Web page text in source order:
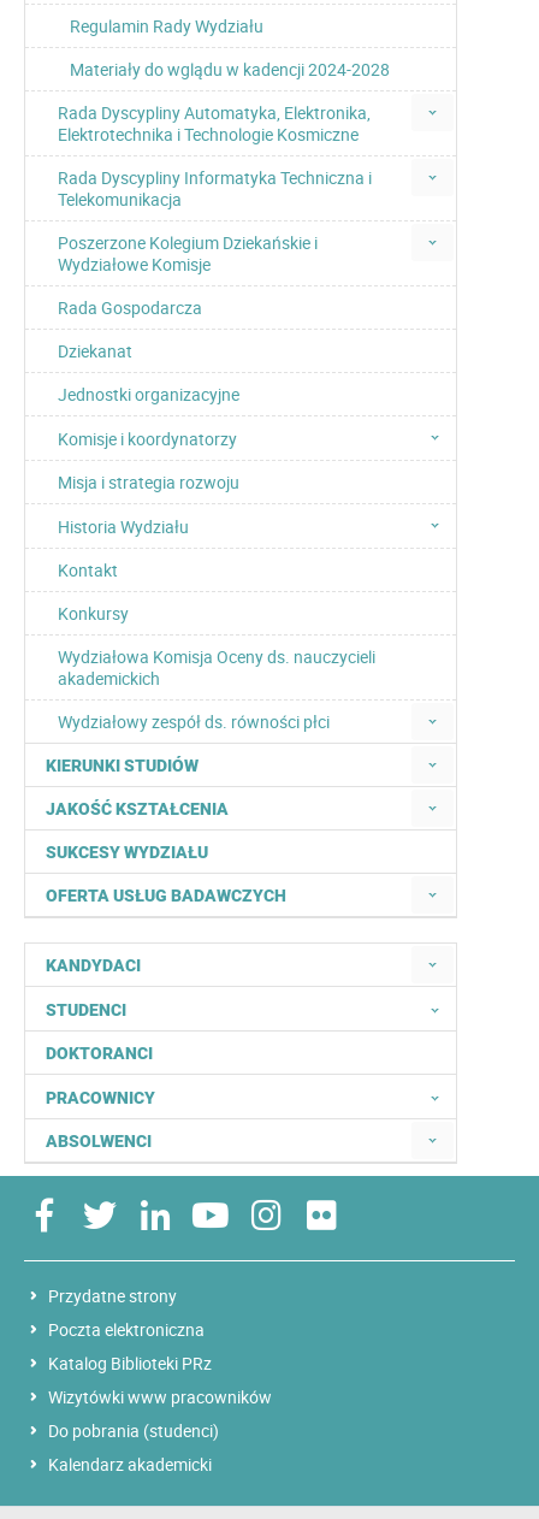
Regulamin Rady Wydziału
Materiały do wglądu w kadencji 2024-2028
Rada Dyscypliny Automatyka, Elektronika,
Elektrotechnika i Technologie Kosmiczne
Rada Dyscypliny Informatyka Techniczna i
Telekomunikacja
Poszerzone Kolegium Dziekańskie i
Wydziałowe Komisje
Rada Gospodarcza
Dziekanat
Jednostki organizacyjne
Komisje i koordynatorzy
Misja i strategia rozwoju
Historia Wydziału
Kontakt
Konkursy
Wydziałowa Komisja Oceny ds. nauczycieli
akademickich
Wydziałowy zespół ds. równości płci
KIERUNKI STUDIÓW
JAKOŚĆ KSZTAŁCENIA
SUKCESY WYDZIAŁU
OFERTA USŁUG BADAWCZYCH
KANDYDACI
STUDENCI
DOKTORANCI
PRACOWNICY
ABSOLWENCI
Przydatne strony
Poczta elektroniczna
Katalog Biblioteki PRz
Wizytówki www pracowników
Do pobrania (studenci)
Kalendarz akademicki